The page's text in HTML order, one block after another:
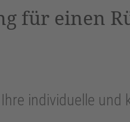
für einen
individuelle und